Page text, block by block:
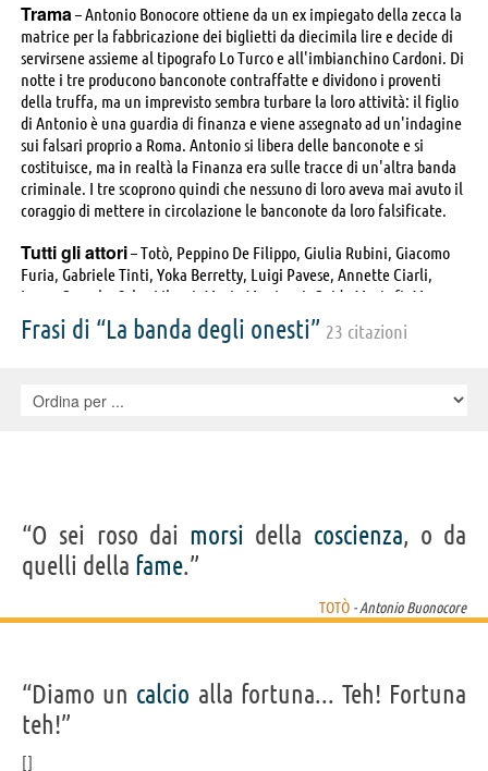
Trama– Antonio Bonocore ottiene da un ex impiegato della zecca la
matrice per la fabbricazione dei biglietti da diecimila lire e decide di
servirsene assieme al tipografo Lo Turco e all'imbianchino Cardoni. Di
notte i tre producono banconote contraffatte e dividono i proventi
della truffa, ma un imprevisto sembra turbare la loro attività: il figlio
di Antonio è una guardia di finanza e viene assegnato ad un'indagine
sui falsari proprio a Roma. Antonio si libera delle banconote e si
costituisce, ma in realtà la Finanza era sulle tracce di un'altra banda
criminale. I tre scoprono quindi che nessuno di loro aveva mai avuto il
coraggio di mettere in circolazione le banconote da loro falsificate.
Tutti gli attori– Totò, Peppino De Filippo, Giulia Rubini, Giacomo
Furia, Gabriele Tinti, Yoka Berretty, Luigi Pavese, Annette Ciarli,
Lauro Gazzolo, Salvo Libassi, Mario Meniconi, Guido Martufi, Memmo
Carotenuto, , Gildo Bocci, Nando Bruno, Anita Ciarli, Andrea De Pino,
Mariangela Giordano, Ginette Leclerc
Frasi di “La banda degli onesti” 23 citazioni
“O sei roso dai morsi della coscienza, o da
quelli della fame.”
TOTÒ - Antonio Buonocore
“Diamo un calcio alla fortuna... Teh! Fortuna
teh!”